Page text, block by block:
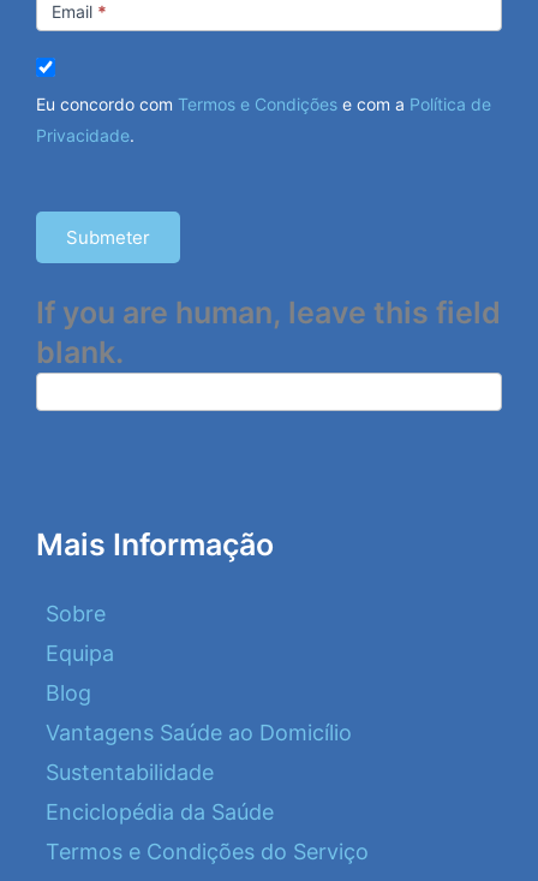
Email *
Eu concordo com Termos e Condições e com a Política de
Privacidade.
Submeter
If you are human, leave this field
blank.
Mais Informação
Sobre
Equipa
Blog
Vantagens Saúde ao Domicílio
Sustentabilidade
Enciclopédia da Saúde
Termos e Condições do Serviço